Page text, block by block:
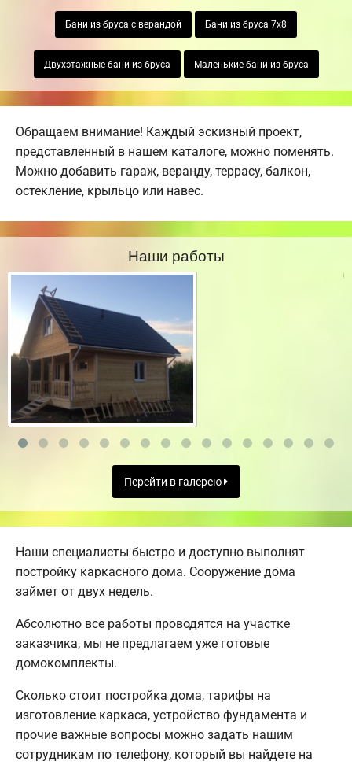
Бани из бруса с верандой Бани из бруса 7х8
Двухэтажные бани из бруса Маленькие бани из бруса
Обращаем внимание! Каждый эскизный проект,
представленный в нашем каталоге, можно поменять.
Можно добавить гараж, веранду, террасу, балкон,
остекление, крыльцо или навес.
Наши работы
Перейти в галерею
Наши специалисты быстро и доступно выполнят
постройку каркасного дома. Сооружение дома
займет от двух недель.
Абсолютно все работы проводятся на участке
заказчика, мы не предлагаем уже готовые
домокомплекты.
Сколько стоит постройка дома, тарифы на
изготовление каркаса, устройство фундамента и
прочие важные вопросы можно задать нашим
сотрудникам по телефону, который вы найдете на